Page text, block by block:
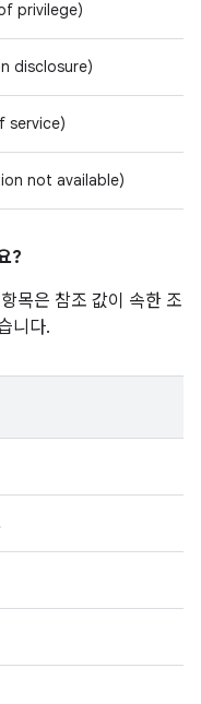
privilege)
disclosure)
service)
not available)
?
목은 참조 값이 속한 조
니다.